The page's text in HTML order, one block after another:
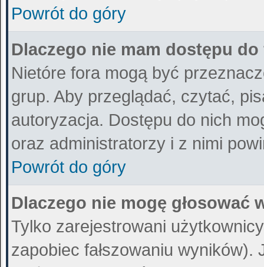
Powrót do góry
Dlaczego nie mam dostępu
Nietóre fora mogą być
grup. Aby przeglądać, czytać,
autoryzacja. Dostępu do nich
oraz administratorzy i z nimi
Powrót do góry
Dlaczego nie mogę głosować
Tylko zarejestrowani
zapobiec fałszowaniu wyników).